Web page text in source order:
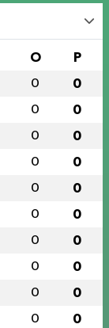
O P
0 0
0 0
0 0
0 0
0 0
0 0
0 0
0 0
0 0
0 0